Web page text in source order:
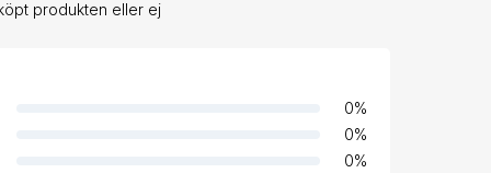
produkten eller ej
0%
0%
0%